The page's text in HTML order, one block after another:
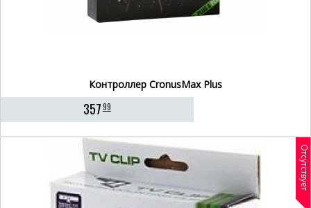
Контроллер CronusMax Plus
35799
Отсутствует